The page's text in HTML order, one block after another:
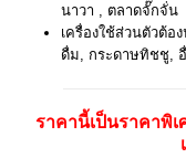
นาวา , ตลาดจั๊กจั่น
เครื่องใช้ส่วนตัวต้อ
ดื่ม, กระดาษทิชชู,
ราคานี้เป็นราคาพิ